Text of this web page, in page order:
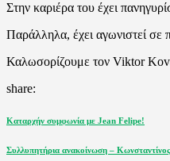
Στην καριέρα του έχει
Παράλληλα, έχει αγωνιστεί
Καλωσορίζουμε τον Viktor
share:
Πλοήγηση
άρθρων
Previous
Καταρχήν συμφωνία με Jean Felipe!
Next
Συλλυπητήρια ανακοίνωση –